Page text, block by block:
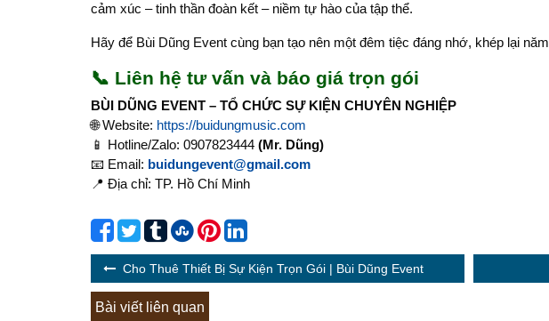
cảm xúc – tinh thần đoàn kết – niềm tự hào của tập thể.
Hãy để Bùi Dũng Event cùng bạn tạo nên một đêm tiệc đáng nhớ, khép lại
📞 Liên hệ tư vấn và báo giá trọn gói
BÙI DŨNG EVENT – TỔ CHỨC SỰ KIỆN CHUYÊN NGHIỆP
🌐 Website: https://buidungmusic.com
📱 Hotline/Zalo: 0907823444 (Mr. Dũng)
📧 Email: buidungevent@gmail.com
📍 Địa chỉ: TP. Hồ Chí Minh
Cho Thuê Thiết Bị Sự Kiện Trọn Gói | Bùi Dũng Event
Bài viết liên quan